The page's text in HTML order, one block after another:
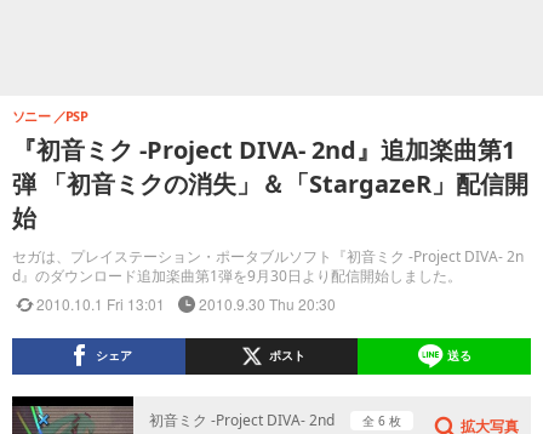
『初音ミク -Project DIVA- 2nd』追加楽曲第1
弾 「初音ミクの消失」＆「StargazeR」配信開
始
セガは、プレイステーション・ポータブルソフト『初音ミク ‐Project DIVA‐ 2n
d』のダウンロード追加楽曲第1弾を9月30日より配信開始しました。
ソニー PSP
2010.10.1 Fri 13:01 2010.9.30 Thu 20:30
シェア ポスト 送る
初音ミク -Project DIVA- 2nd 全 6 枚 拡大写真